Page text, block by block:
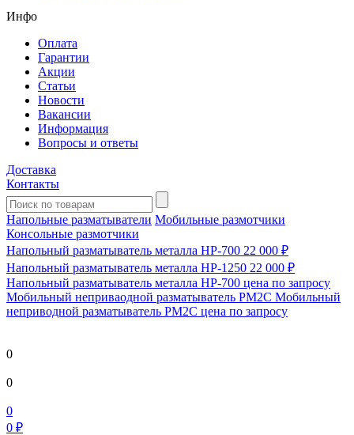
Инфо
Оплата
Гарантии
Акции
Статьи
Новости
Вакансии
Информация
Вопросы и ответы
Доставка
Контакты
Напольные разматыватели Мобильные размотчики
Консольные размотчики
Напольный разматыватель металла HP-700 22 000 ₽
Напольный разматыватель металла HP-1250 22 000 ₽
Напольный разматыватель металла HP-700 цена по запросу
Мобильный непривaодной разматыватель РМ2С Мобильный
неприводной разматыватель РМ2С цена по запросу
0
0
0
0 ₽